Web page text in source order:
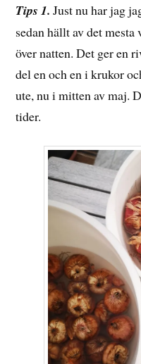
Tips 1.Just nu har jag
sedan hällt av det
över natten. Det ger en
del en och en i krukor
ute, nu i mitten av maj.
tider.